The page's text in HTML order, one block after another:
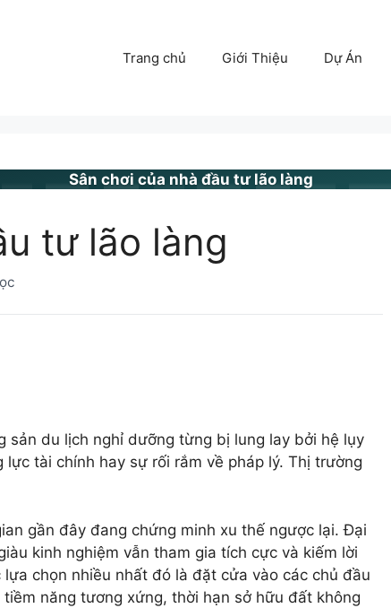
Trang chủ Giới Thiệu Dự Án
Sân chơi của nhà đầu tư lão làng
tư lão làng
du lịch nghỉ dưỡng từng bị lung lay bởi hệ lụy
tài chính hay sự rối rắm về pháp lý. Thị trường
gần đây đang chứng minh xu thế ngược lại. Đại
kinh nghiệm vẫn tham gia tích cực và kiếm lời
chọn nhiều nhất đó là đặt cửa vào các chủ đầu
năng tương xứng, thời hạn sở hữu đất không